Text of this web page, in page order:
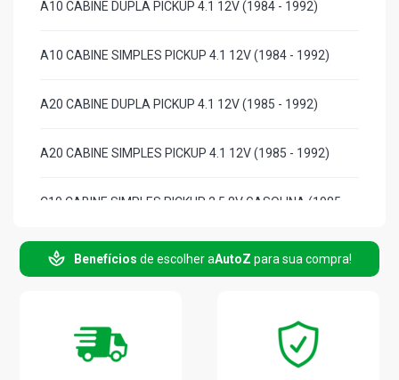
A10 CABINE DUPLA PICKUP 4.1 12V (1984 - 1992)
A10 CABINE SIMPLES PICKUP 4.1 12V (1984 - 1992)
A20 CABINE DUPLA PICKUP 4.1 12V (1985 - 1992)
A20 CABINE SIMPLES PICKUP 4.1 12V (1985 - 1992)
C10 CABINE SIMPLES PICKUP 2.5 8V GASOLINA (1985 -
C20 CABINE DUPLA PICKUP 4.1 12V GASOLINA (1985 -
1992)
C20 CABINE SIMPLES PICKUP 4.1 12V GASOLINA (1985 -
Benefícios de escolher aAutoZ para sua compra!